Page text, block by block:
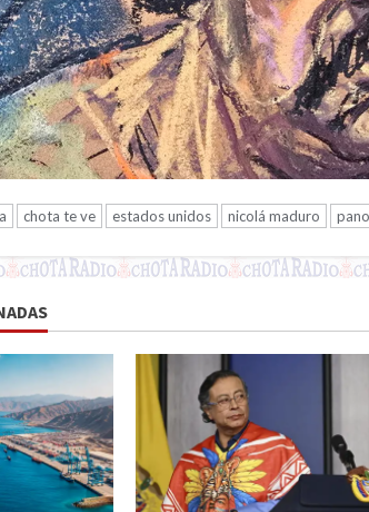
chota te ve estados unidos nicolá maduro